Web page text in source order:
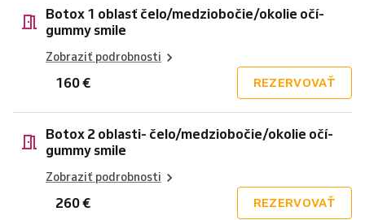
Botox 1 oblasť čelo/medziobočie/okolie očí-
gummy smile
Zobraziť podrobnosti
160 € REZERVOVAŤ
Botox 2 oblasti- čelo/medziobočie/okolie očí-
gummy smile
Zobraziť podrobnosti
260 € REZERVOVAŤ